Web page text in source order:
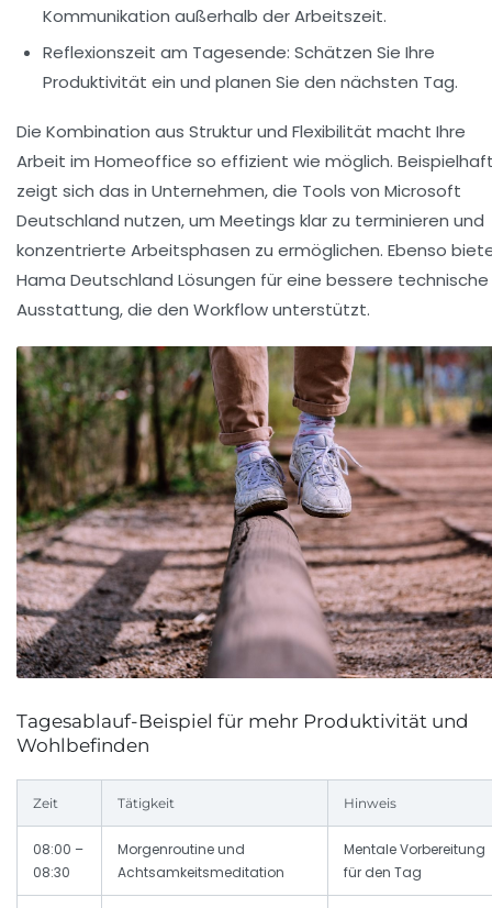
Kommunikation außerhalb der Arbeitszeit.
Reflexionszeit am Tagesende: Schätzen Sie Ihre
Produktivität ein und planen Sie den nächsten Tag.
Die Kombination aus Struktur und Flexibilität macht Ihre
Arbeit im Homeoffice so effizient wie möglich.
zeigt sich das in Unternehmen, die Tools von Microsoft
Deutschland nutzen, um Meetings klar zu terminieren und
konzentrierte Arbeitsphasen zu ermöglichen. Ebenso
Hama Deutschland Lösungen für eine bessere technische
Ausstattung, die den Workflow unterstützt.
Tagesablauf-Beispiel für mehr Produktivität und
Wohlbefinden
Zeit Tätigkeit Hinweis
08:00 –
08:30
Morgenroutine und
Achtsamkeitsmeditation
Mentale Vorbereitung
für den Tag